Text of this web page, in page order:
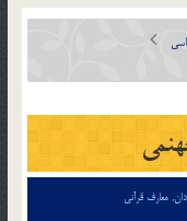
, معارف قرآنی